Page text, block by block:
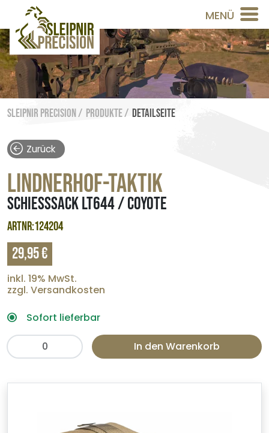
MENÜ
Sleipnir Precision / Produkte / Detailseite
Zurück
LINDNERHOF-TAKTIK
SCHIESSSACK LT644 / COYOTE
ARTNR:124204
29,95 €
inkl. 19% MwSt.
zzgl. Versandkosten
Sofort lieferbar
In den Warenkorb